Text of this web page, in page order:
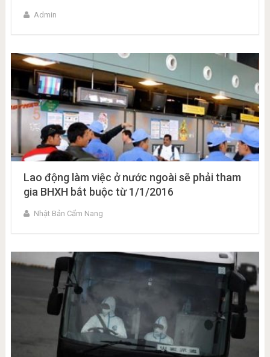
Admin
Lao động làm việc ở nước ngoài sẽ phải tham
gia BHXH bắt buộc từ 1/1/2016
Nhật Bản Cẩm Nang